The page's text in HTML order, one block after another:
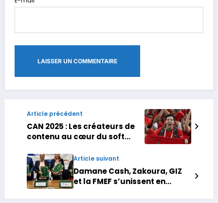
Article précédent
CAN 2025 : Les créateurs de
contenu au cœur du soft
Article suivant
Damane Cash, Zakoura, GIZ
et la FMEF s’unissent en